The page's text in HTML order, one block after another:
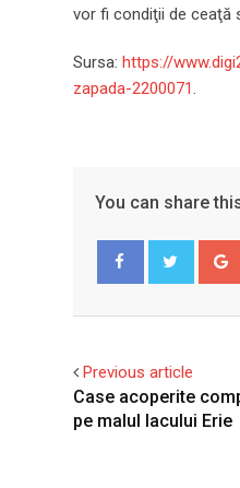
vor fi condiţii de ceaţă
Sursa: https://
zapada-2200071.
You can share
Previous article
Case acoperite
pe malul lacului Erie